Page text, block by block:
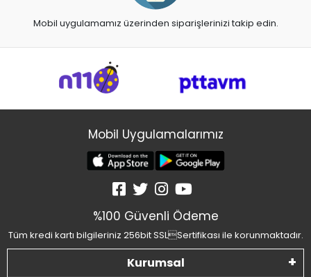
Mobil uygulamamız üzerinden siparişlerinizi takip edin.
Mobil Uygulamalarımız
%100 Güvenli Ödeme
Tüm kredi kartı bilgileriniz 256bit SSLSertifikası ile korunmaktadır.
Kurumsal